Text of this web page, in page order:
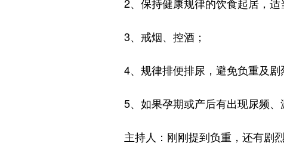
3、戒烟、控酒；
4、规律排便排尿，避免负重及剧
5、如果孕期或产后有出现尿频、
主持人：刚刚提到负重，还有剧